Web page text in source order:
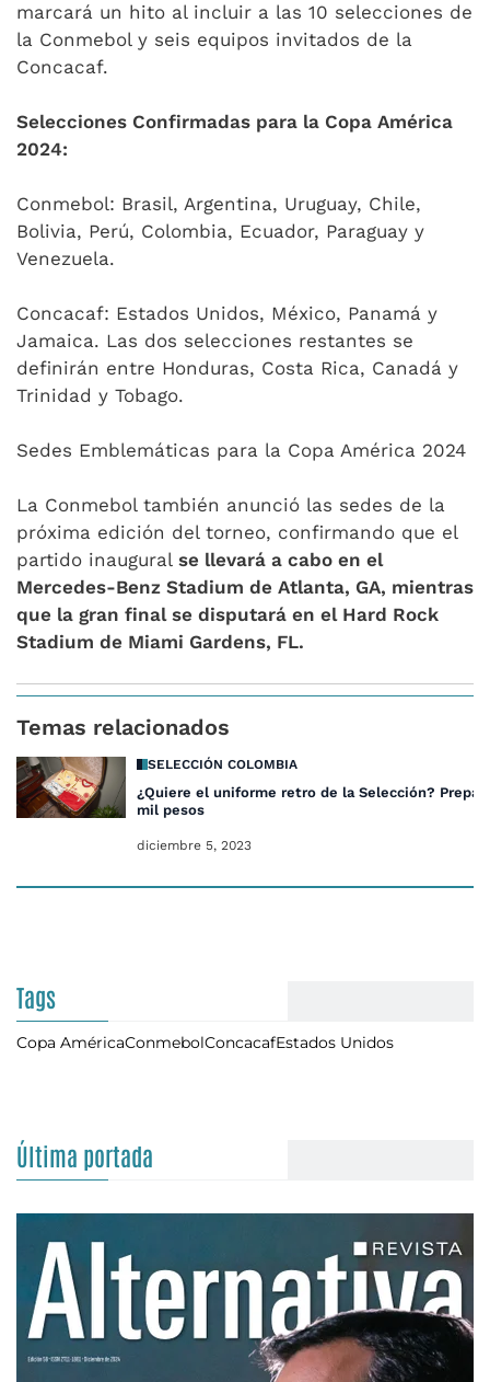
marcará un hito al incluir a las 10 selecciones de
la Conmebol y seis equipos invitados de la
Concacaf.
Selecciones Confirmadas para la Copa América
2024:
Conmebol: Brasil, Argentina, Uruguay, Chile,
Bolivia, Perú, Colombia, Ecuador, Paraguay y
Venezuela.
Concacaf: Estados Unidos, México, Panamá y
Jamaica. Las dos selecciones restantes se
definirán entre Honduras, Costa Rica, Canadá y
Trinidad y Tobago.
Sedes Emblemáticas para la Copa América 2024
La Conmebol también anunció las sedes de la
próxima edición del torneo, confirmando que el
partido inaugural se llevará a cabo en el
Mercedes-Benz Stadium de Atlanta, GA, mientras
que la gran final se disputará en el Hard Rock
Stadium de Miami Gardens, FL.
Temas relacionados
SELECCIÓN COLOMBIA
¿Quiere el uniforme retro de la Selección?
mil pesos
diciembre 5, 2023
Tags
Copa AméricaConmebolConcacafEstados Unidos
Última portada